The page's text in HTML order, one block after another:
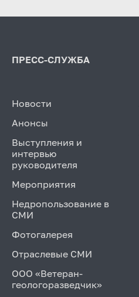
ПРЕСС-СЛУЖБА
Новости
Анонсы
Выступления и
интервью
руководителя
Мероприятия
Недропользование в
СМИ
Фотогалерея
Отраслевые СМИ
ООО «Ветеран-
геологоразведчик»